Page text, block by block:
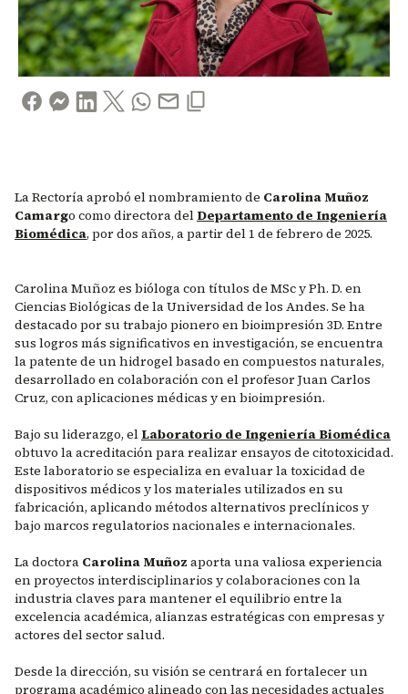
La Rectoría aprobó el nombramiento de Carolina Muñoz
Camargo como directora del Departamento de Ingeniería
Biomédica, por dos años, a partir del 1 de febrero de 2025.
Carolina Muñoz es bióloga con títulos de MSc y Ph. D. en
Ciencias Biológicas de la Universidad de los Andes. Se ha
destacado por su trabajo pionero en bioimpresión 3D. Entre
sus logros más significativos en investigación, se encuentra
la patente de un hidrogel basado en compuestos naturales,
desarrollado en colaboración con el profesor Juan Carlos
Cruz, con aplicaciones médicas y en bioimpresión.
Bajo su liderazgo, el Laboratorio de Ingeniería Biomédica
obtuvo la acreditación para realizar ensayos de citotoxicidad.
Este laboratorio se especializa en evaluar la toxicidad de
dispositivos médicos y los materiales utilizados en su
fabricación, aplicando métodos alternativos preclínicos y
bajo marcos regulatorios nacionales e internacionales.
La doctora Carolina Muñoz aporta una valiosa experiencia
en proyectos interdisciplinarios y colaboraciones con la
industria claves para mantener el equilibrio entre la
excelencia académica, alianzas estratégicas con empresas y
actores del sector salud.
Desde la dirección, su visión se centrará en fortalecer un
programa académico alineado con las necesidades actuales